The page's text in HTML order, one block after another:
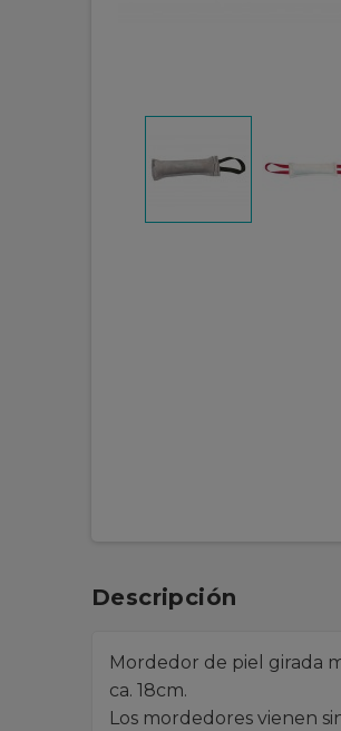
Descripción
Mordedor de piel girada
ca. 18cm.
Los mordedores vienen